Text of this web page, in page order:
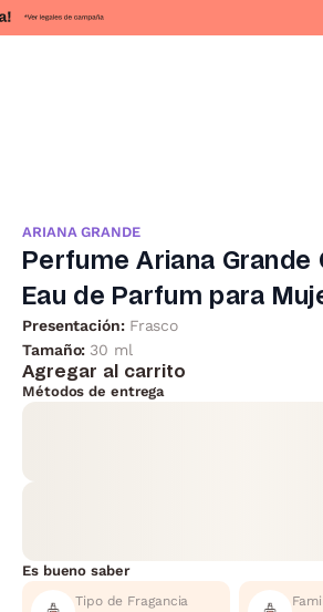
ARIANA GRANDE
Perfume Ariana Grande
Eau de Parfum para
Presentación: Frasco
Tamaño: 30 ml
Agregar al carrito
Métodos de entrega
Es bueno saber
Tipo de Fragancia